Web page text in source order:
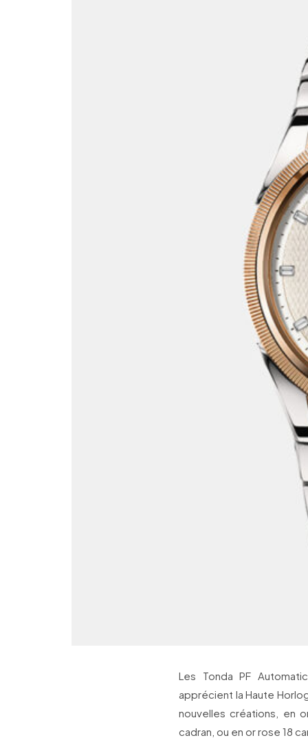
Les Tonda PF
apprécient la Haute
nouvelles créations, en
cadran, ou en or rose 18